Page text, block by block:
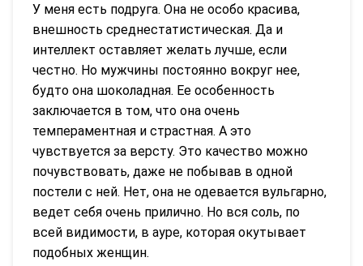
У меня есть подруга. Она не особо красива,
внешность среднестатистическая. Да и
интеллект оставляет желать лучше, если
честно. Но мужчины постоянно вокруг нее,
будто она шоколадная. Ее особенность
заключается в том, что она очень
темпераментная и страстная. А это
чувствуется за версту. Это качество можно
почувствовать, даже не побывав в одной
постели с ней. Нет, она не одевается вульгарно,
ведет себя очень прилично. Но вся соль, по
всей видимости, в ауре, которая окутывает
подобных женщин.